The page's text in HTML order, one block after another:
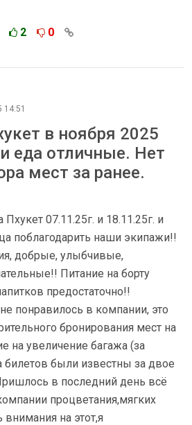
2 0
14:51
в ноября 2025
еда отличные. Нет
мест за ранее.
07.11.25г. и 18.11.25г. и
поблагодарить наши экипажи!!
добрые, улыбчивые,
Питание на борту
предостаточно!!
понравилось в компании, это
бронирования мест на
на увеличение багажа (за
билетов были известны за двое
в последний день всё
процветания,мягких
внимания на этот,я